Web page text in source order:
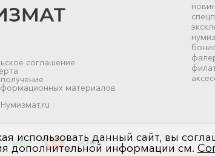
соглашение
материалов
использовать данный сайт, вы
дополнительной информации см.